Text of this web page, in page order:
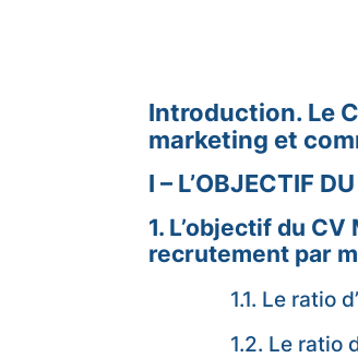
Introduction. Le
marketing et
I – L’OBJECTIF
1. L’objectif du
recrutement par
1.1. Le ratio
1.2. Le ratio